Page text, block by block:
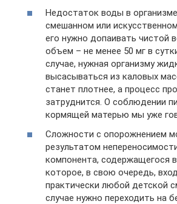
Недостаток воды в
смешанном или
его нужно допаивать чистой
объем – не менее 50 мг в
случае, нужная организму
высасываться из каловых
станет плотнее, а процесс
затруднится. О соблюдении
кормящей матерью мы уже
Сложности с опорожнением
результатом
компонента, содержащегося
которое, в свою очередь,
практически любой детской
случае нужно переходить на